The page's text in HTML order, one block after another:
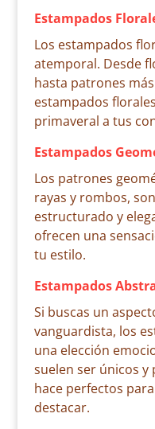
Estampados
Los estampados
atemporal. Desde
hasta patrones
estampados
primaveral a tus
Estampados
Los patrones
rayas y rombos,
estructurado y
ofrecen una
tu estilo.
Estampados
Si buscas un
vanguardista, los
una elección
suelen ser únicos y
hace perfectos
destacar.